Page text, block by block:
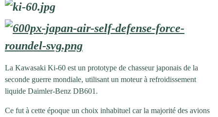
La Kawasaki Ki-60 est un prototype de chasseur japonais de la
seconde guerre mondiale, utilisant un moteur à refroidissement
liquide Daimler-Benz DB601.
Ce fut à cette époque un choix inhabituel car la majorité des avions